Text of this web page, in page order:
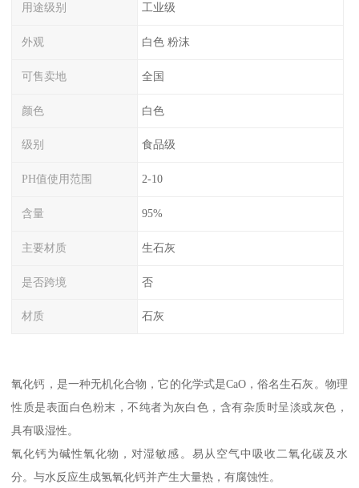
用途级别 工业级
外观 白色 粉沫
可售卖地 全国
颜色 白色
级别 食品级
PH值使用范围 2-10
含量 95%
主要材质 生石灰
是否跨境 否
材质 石灰
氧化钙，是一种无机化合物，它的化学式是CaO，俗名生石灰。物理
性质是表面白色粉末，不纯者为灰白色，含有杂质时呈淡或灰色，
具有吸湿性。
氧化钙为碱性氧化物，对湿敏感。易从空气中吸收二氧化碳及水
分。与水反应生成氢氧化钙并产生大量热，有腐蚀性。